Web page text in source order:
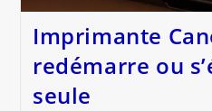
Imprimante
redémarre ou
seule